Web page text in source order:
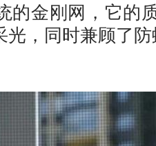
的金刚网，它的
光，同时兼顾了